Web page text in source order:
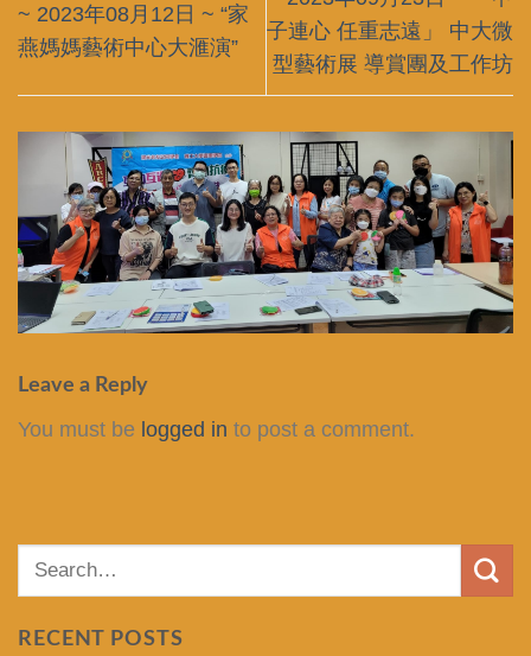
~ 2023年08月12日 ~ “家
燕媽媽藝術中心大滙演”
子連心 任重志遠」 中大微
型藝術展 導賞團及工作坊
Leave a Reply
You must be logged in to post a comment.
RECENT POSTS